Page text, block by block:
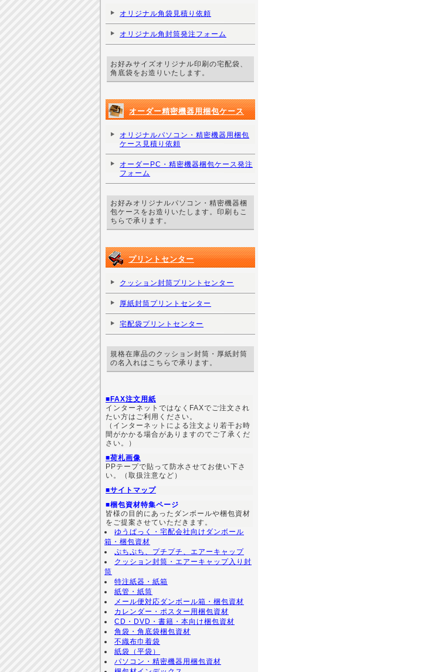
オリジナル角袋見積り依頼
オリジナル角封筒発注フォーム
お好みサイズオリジナル印刷の宅配袋、
角底袋をお造りいたします。
オーダー精密機器用梱包ケース
オリジナルパソコン・精密機器用梱包
ケース見積り依頼
オーダーPC・精密機器梱包ケース発注
フォーム
お好みオリジナルパソコン・精密機器梱
包ケースをお造りいたします。印刷もこ
ちらで承ります。
プリントセンター
クッション封筒プリントセンター
厚紙封筒プリントセンター
宅配袋プリントセンター
規格在庫品のクッション封筒・厚紙封筒
の名入れはこちらで承ります。
■FAX注文用紙
インターネットではなくFAXでご注文され
たい方はご利用ください。
（インターネットによる注文より若干お時
間がかかる場合がありますのでご了承くだ
さい。）
■荷札画像
PPテープで貼って防水させてお使い下さ
い。（取扱注意など）
■サイトマップ
■梱包資材特集ページ
皆様の目的にあったダンボールや梱包資材
をご提案させていただきます。
ゆうぱっく・宅配会社向けダンボール
箱・梱包資材
ぷちぷち、プチプチ、エアーキャップ
クッション封筒・エアーキャップ入り封
筒
特注紙器・紙箱
紙管・紙筒
メール便対応ダンボール箱・梱包資材
カレンダー・ポスター用梱包資材
CD・DVD・書籍・本向け梱包資材
角袋・角底袋梱包資材
不織布巾着袋
紙袋（平袋）
パソコン・精密機器用梱包資材